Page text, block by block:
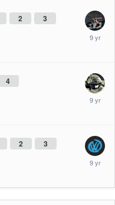
2 3
4
2 3